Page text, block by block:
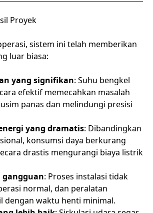
Proyek
sistem ini telah memberikan
luar biasa:
yang signifikan: Suhu bengkel
efektif memecahkan masalah
panas dan melindungi presisi
yang dramatis: Dibandingkan
konsumsi daya berkurang
drastis mengurangi biaya listrik
gangguan: Proses instalasi tidak
normal, dan peralatan
dengan waktu henti minimal.